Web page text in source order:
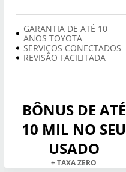
GARANTIA DE ATÉ 10
ANOS TOYOTA
SERVIÇOS CONECTADOS
REVISÃO FACILITADA
BÔNUS DE ATÉ
10 MIL NO SEU
USADO
+ TAXA ZERO